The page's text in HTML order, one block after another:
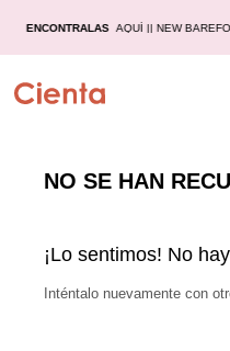
ENCONTRALAS AQUÍ || NEW
NO SE HAN
¡Lo sentimos! No
Inténtalo nuevamente con